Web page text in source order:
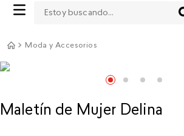
Moda y Accesorios
Maletín de Mujer Delina